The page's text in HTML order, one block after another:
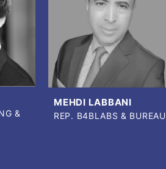
&
MEHDI LABBANI
REP. B4BLABS & BUREAU